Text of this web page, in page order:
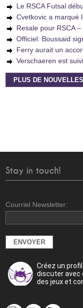
Le RSCA Futsal
Cvetkovic a marqué
Resale pour RSCA
Officiel: Boussaid
Ferry aurait un
Verschaeren est
PLUS DE
Stay in touch!
Courriel Newsletter:
Créez un
discuter avec
des jeux et